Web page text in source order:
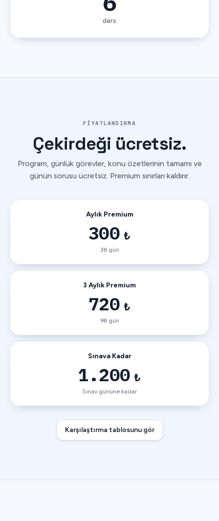
ders
FIYATLANDIRMA
Çekirdeği ücretsiz.
Program, günlük görevler, konu özetlerinin tamamı ve
günün sorusu ücretsiz. Premium sınırları kaldırır.
Aylık Premium
300 ₺
30 gün
3 Aylık Premium
720 ₺
90 gün
Sınava Kadar
1.200 ₺
Sınav gününe kadar
Karşılaştırma tablosunu gör